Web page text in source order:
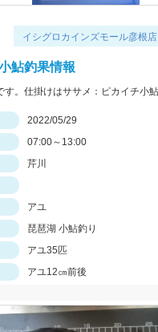
イシグロカインズモール彦根店
鮎釣果情報
2022/05/29
07:00～13:00
芹川
アユ
琵琶湖 小鮎釣り
アユ35匹
アユ12㎝前後